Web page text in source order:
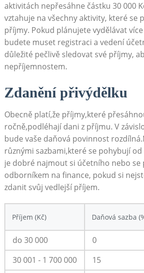
aktivitách ⁢nepřesáhne ‌částku 30 000
vztahuje na všechny aktivity, které ⁤se
příjmy. Pokud plánujete vydělávat
budete muset registraci a vedení
důležité pečlivě sledovat své příjmy,
nepříjemnostem.
Zdanění přivýdělku
Obecně platí,že⁣ příjmy,které
ročně,podléhají​ dani z příjmu. ‍V
⁤bude ‌vaše daňová povinnost
různými ‌sazbami,které ‌se pohybují od‌
je dobré najmout si ​účetního nebo se
odborníkem‌ na finance, pokud‍ si
‌zdanit⁢ svůj vedlejší příjem.
Příjem (Kč) Daňová sazba
do 30 000
0
30 001 -‌ 1 700 000
15